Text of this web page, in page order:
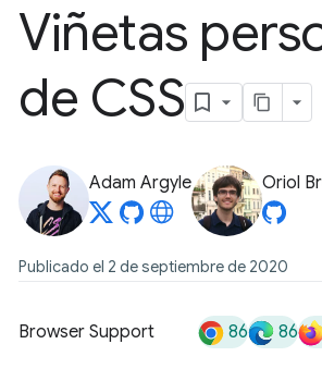
Viñetas
de CSS
Adam Argyle Oriol
Publicado el 2 de septiembre de 2020
Browser Support 86 86